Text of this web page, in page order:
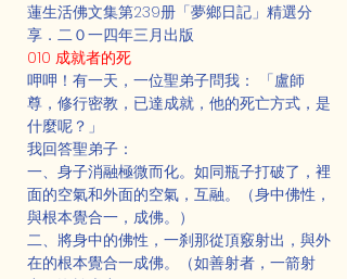
蓮生活佛文集第239册「夢鄉日記」精選分
享．二０一四年三月出版
010 成就者的死
呷呷！有一天，一位聖弟子問我： 「盧師
尊，修行密教，已達成就，他的死亡方式，是
什麼呢？」
我回答聖弟子：
一、身子消融極微而化。如同瓶子打破了，裡
面的空氣和外面的空氣，互融。（身中佛性，
與根本覺合一，成佛。）
二、將身中的佛性，一刹那從頂竅射出，與外
在的根本覺合一成佛。（如善射者，一箭射